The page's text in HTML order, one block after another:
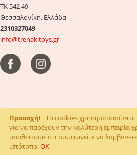
Προσοχή!
Τα cookies
για να παρέχουν την καλύτερη εμπειρία
υποθέτουμε ότι συμφωνείτε να
ιστότοπο.OK
ΤΚ 542 49
Θεσσαλονίκη, Ελλάδα
2310327049
info@trenakitoys.gr
Κατασκευή eshop